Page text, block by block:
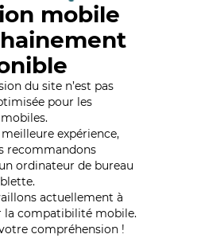
mobile
du site n’est pas
pour les
expérience,
recommandons
ordinateur de bureau
actuellement à
la compatibilité mobile.
compréhension !